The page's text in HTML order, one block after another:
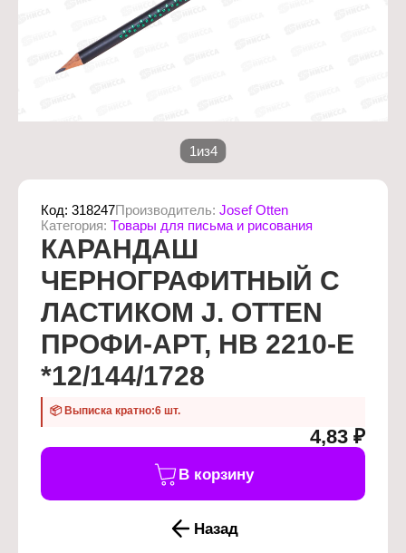
1из4
Код: 318247Производитель: Josef Otten
Категория: Товары для письма и рисования
КАРАНДАШ
ЧЕРНОГРАФИТНЫЙ С
ЛАСТИКОМ J. OTTEN
ПРОФИ-АРТ, HB 2210-E
*12/144/1728
📦 Выписка кратно:6 шт.
4,83 ₽
Назад
В корзину